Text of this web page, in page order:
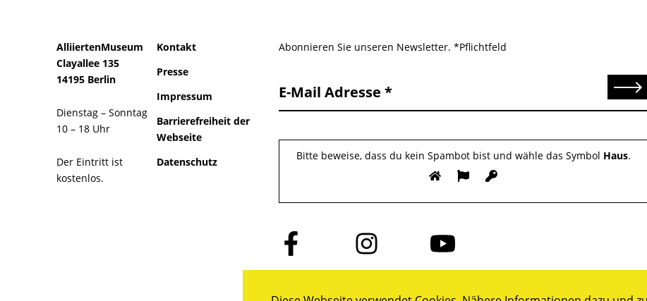
AlliiertenMuseum
Clayallee 135
14195 Berlin
Dienstag – Sonntag
10 – 18 Uhr
Der Eintritt ist
kostenlos.
Kontakt
Presse
Impressum
Barrierefreiheit der
Webseite
Datenschutz
Abonnieren Sie unseren Newsletter. *Pflichtfeld
E-Mail Adresse Senden
Bitte beweise, dass du kein Spambot bist und wähle das Symbol Haus.
Folge
uns
auf
Folge
uns
auf
Folge
uns
auf